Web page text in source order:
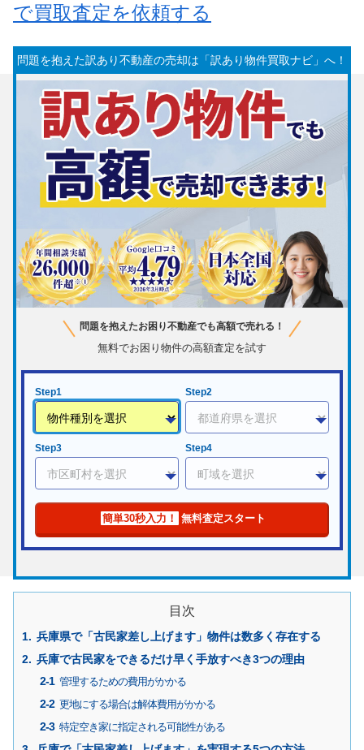
で買取査定を依頼する
問題を抱えた訳あり不動産の売却は「訳あり物件買取ナビ」へ！
問題を抱えたお困り不動産でも高額で売れる！
無料でお困り物件の高額査定を試す
Step1 Step2
Step3 Step4
簡単30秒入力！ 無料査定スタート
目次
兵庫県で「古民家差し上げます」物件は数多く存在する
兵庫で古民家をできるだけ早く手放すべき3つの理由
管理するための費用がかかる
更地にする場合は解体費用がかかる
特定空き家に指定される可能性がある